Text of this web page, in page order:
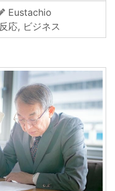
Eustachio
反応, ビジネス